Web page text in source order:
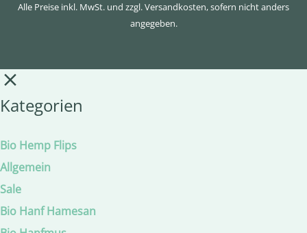
Alle Preise inkl. MwSt. und zzgl. Versandkosten, sofern nicht anders
angegeben.
Kategorien
Bio Hemp Flips
Allgemein
Sale
Bio Hanf Hamesan